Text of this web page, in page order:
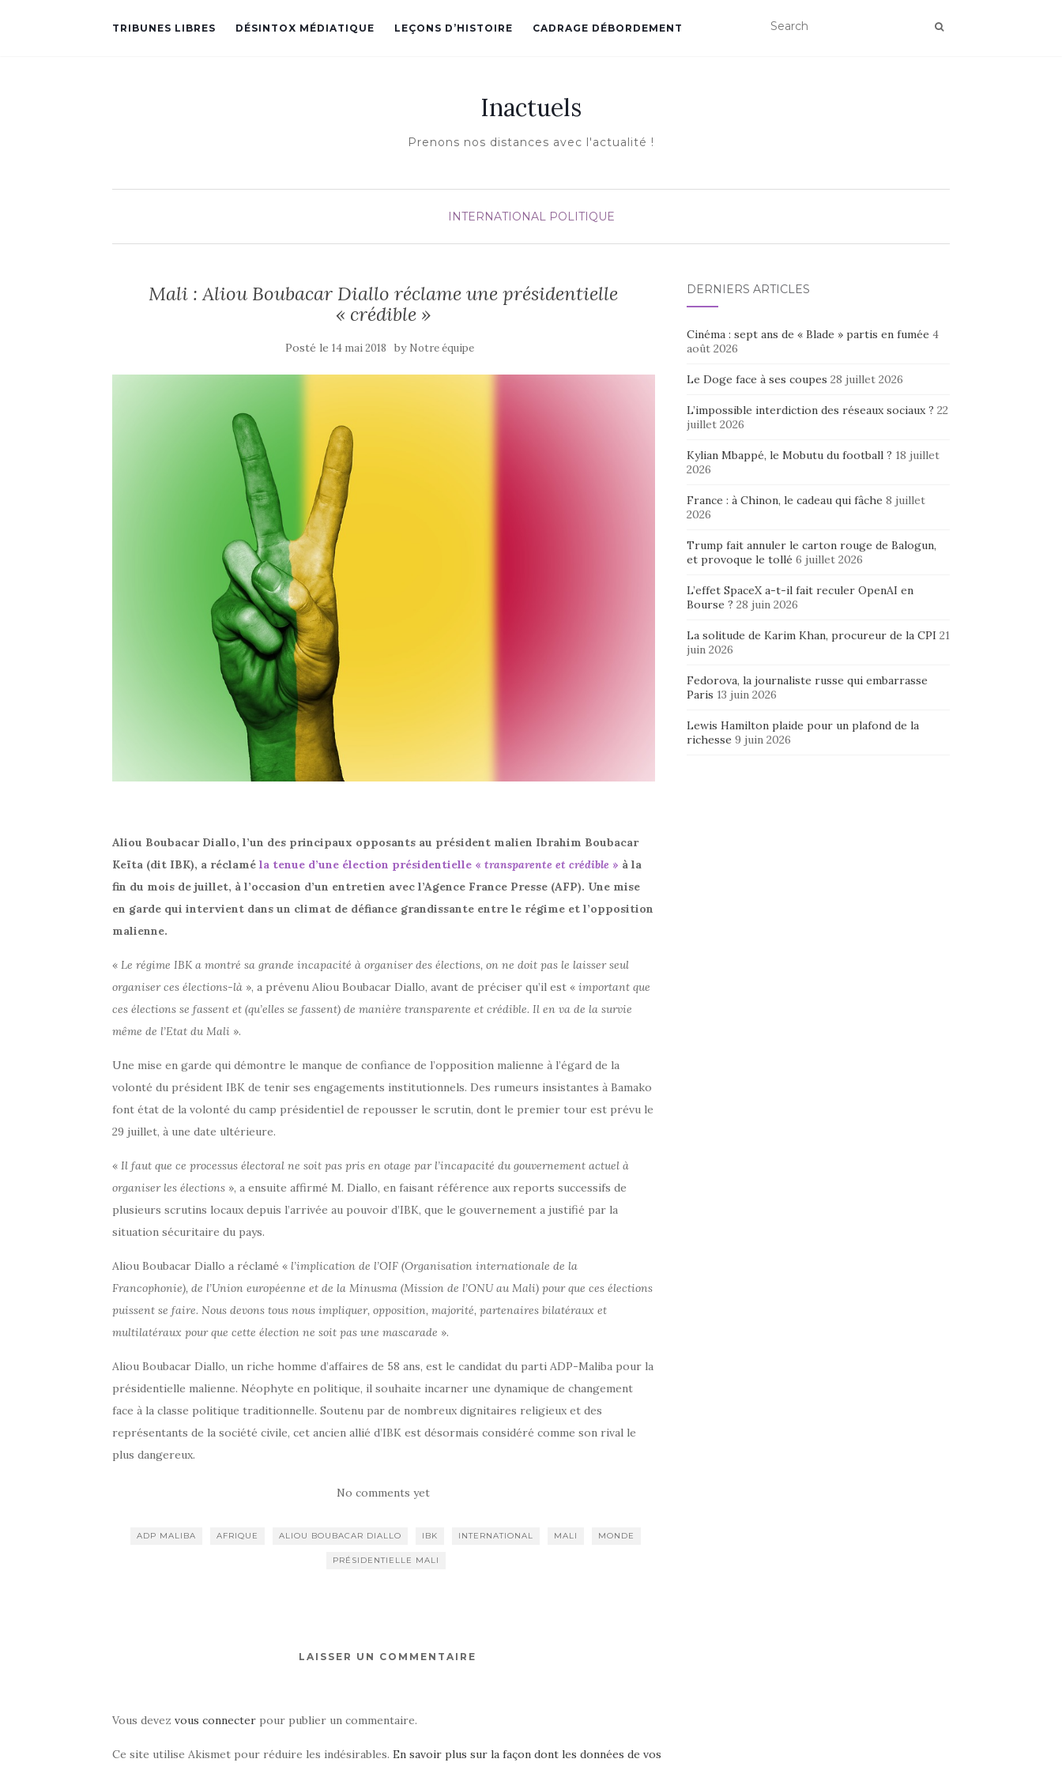
TRIBUNES LIBRES DÉSINTOX MÉDIATIQUE LEÇONS D’HISTOIRE CADRAGE DÉBORDEMENT
Inactuels
Prenons nos distances avec l'actualité !
INTERNATIONAL POLITIQUE
Mali : Aliou Boubacar Diallo réclame une présidentielle
« crédible »
Posté le 14 mai 2018 by Notre équipe
Aliou Boubacar Diallo, l’un des principaux opposants au président malien Ibrahim Boubacar
Keïta (dit IBK), a réclamé la tenue d’une élection présidentielle « transparente et crédible » à la
fin du mois de juillet, à l’occasion d’un entretien avec l’Agence France Presse (AFP). Une mise
en garde qui intervient dans un climat de défiance grandissante entre le régime et l’opposition
malienne.
« Le régime IBK a montré sa grande incapacité à organiser des élections, on ne doit pas le laisser seul
organiser ces élections-là », a prévenu Aliou Boubacar Diallo, avant de préciser qu’il est « important que
ces élections se fassent et (qu’elles se fassent) de manière transparente et crédible. Il en va de la survie
même de l’Etat du Mali ».
Une mise en garde qui démontre le manque de confiance de l’opposition malienne à l’égard de la
volonté du président IBK de tenir ses engagements institutionnels. Des rumeurs insistantes à Bamako
font état de la volonté du camp présidentiel de repousser le scrutin, dont le premier tour est prévu le
29 juillet, à une date ultérieure.
« Il faut que ce processus électoral ne soit pas pris en otage par l’incapacité du gouvernement actuel à
organiser les élections », a ensuite affirmé M. Diallo, en faisant référence aux reports successifs de
plusieurs scrutins locaux depuis l’arrivée au pouvoir d’IBK, que le gouvernement a justifié par la
situation sécuritaire du pays.
Aliou Boubacar Diallo a réclamé « l’implication de l’OIF (Organisation internationale de la
Francophonie), de l’Union européenne et de la Minusma (Mission de l’ONU au Mali) pour que ces élections
puissent se faire. Nous devons tous nous impliquer, opposition, majorité, partenaires bilatéraux et
multilatéraux pour que cette élection ne soit pas une mascarade ».
Aliou Boubacar Diallo, un riche homme d’affaires de 58 ans, est le candidat du parti ADP-Maliba pour la
présidentielle malienne. Néophyte en politique, il souhaite incarner une dynamique de changement
face à la classe politique traditionnelle. Soutenu par de nombreux dignitaires religieux et des
représentants de la société civile, cet ancien allié d’IBK est désormais considéré comme son rival le
plus dangereux.
No comments yet
ADP MALIBA AFRIQUE ALIOU BOUBACAR DIALLO IBK INTERNATIONAL MALI MONDE
PRÉSIDENTIELLE MALI
LAISSER UN COMMENTAIRE
Vous devez vous connecter pour publier un commentaire.
Ce site utilise Akismet pour réduire les indésirables. En savoir plus sur la façon dont les données de vos
DERNIERS ARTICLES
Cinéma : sept ans de « Blade » partis en fumée 4
août 2026
Le Doge face à ses coupes 28 juillet 2026
L’impossible interdiction des réseaux sociaux ? 22
juillet 2026
Kylian Mbappé, le Mobutu du football ? 18 juillet
2026
France : à Chinon, le cadeau qui fâche 8 juillet
2026
Trump fait annuler le carton rouge de Balogun,
et provoque le tollé 6 juillet 2026
L’effet SpaceX a-t-il fait reculer OpenAI en
Bourse ? 28 juin 2026
La solitude de Karim Khan, procureur de la CPI 21
juin 2026
Fedorova, la journaliste russe qui embarrasse
Paris 13 juin 2026
Lewis Hamilton plaide pour un plafond de la
richesse 9 juin 2026